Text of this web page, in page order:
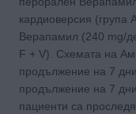
кардиоверсия
Верапамил (240 mg/
F + V). Схемата на
продължение на 7
продължение на 7
пациенти са